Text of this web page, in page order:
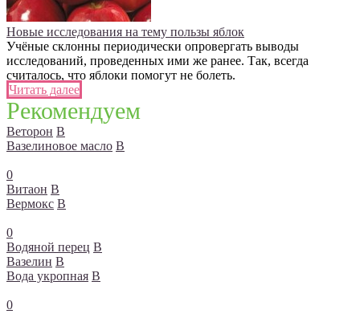
Новые исследования на тему пользы яблок
Учёные склонны периодически опровергать выводы
исследований, проведенных ими же ранее. Так, всегда
считалось, что яблоки помогут не болеть.
Читать далее
Рекомендуем
Веторон В
Вазелиновое масло В
0
Витаон В
Вермокс В
0
Водяной перец В
Вазелин В
Вода укропная В
0